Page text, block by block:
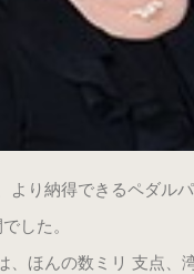
より納得できるペダル
した。
、ほんの数ミリ 支点、